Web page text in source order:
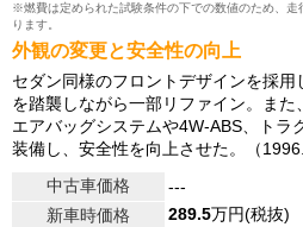
※燃費は定められた試験条件の下での数値のため、走
ります。
外観の変更と安全性の向上
セダン同様のフロントデザインを採
を踏襲しながら一部リファイン。ま
エアバッグシステムや4W-ABS、トラ
装備し、安全性を向上させた。（
中古車価格
---
新車時価格
289.5万円(税抜)